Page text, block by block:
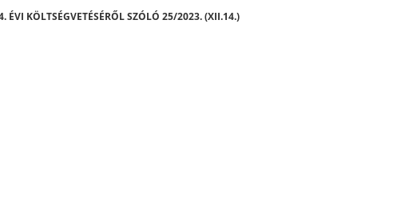
KÖLTSÉGVETÉSÉRŐL SZÓLÓ 25/2023. (XII.14.)